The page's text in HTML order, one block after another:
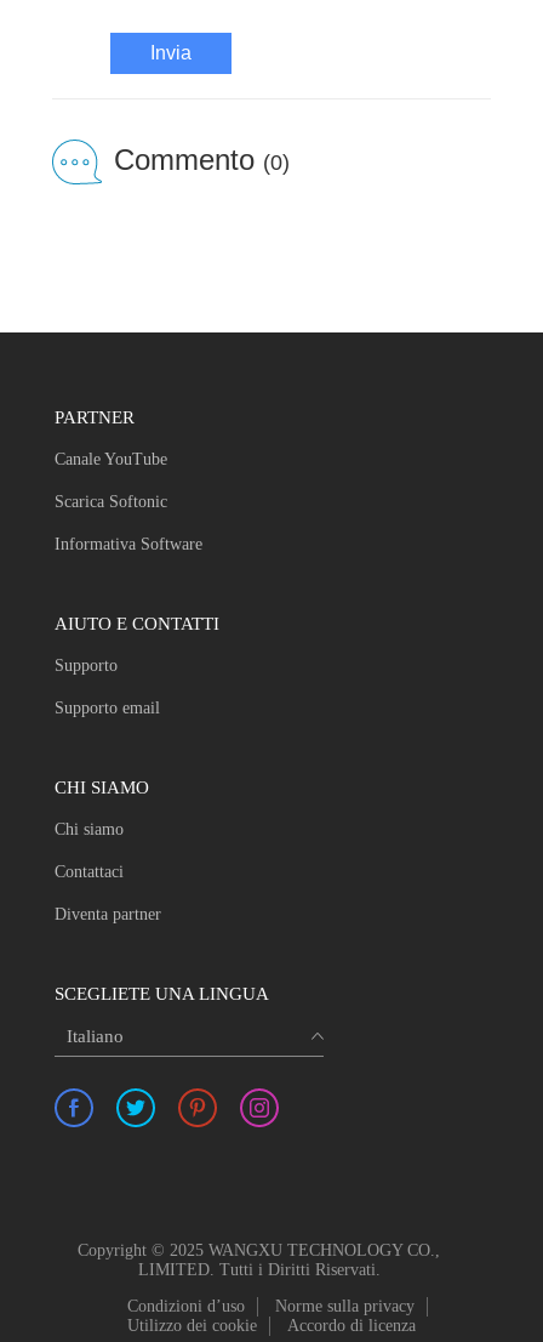
Invia
Commento (0)
PARTNER
Canale YouTube
Scarica Softonic
Informativa Software
AIUTO E CONTATTI
Supporto
Supporto email
CHI SIAMO
Chi siamo
Contattaci
Diventa partner
SCEGLIETE UNA LINGUA
Italiano
Copyright © 2025 WANGXU TECHNOLOGY CO.,
LIMITED. Tutti i Diritti Riservati.
Condizioni d’uso
Norme sulla privacy
Utilizzo dei cookie
Accordo di licenza